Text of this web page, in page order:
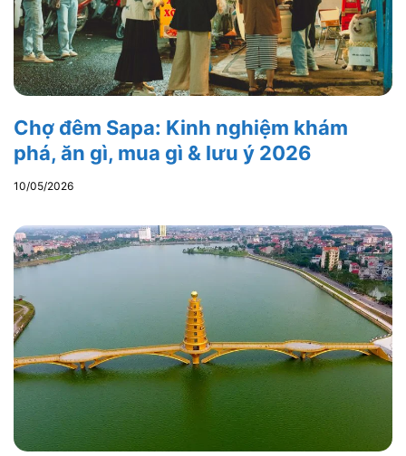
Chợ đêm Sapa: Kinh nghiệm khám
phá, ăn gì, mua gì & lưu ý 2026
10/05/2026